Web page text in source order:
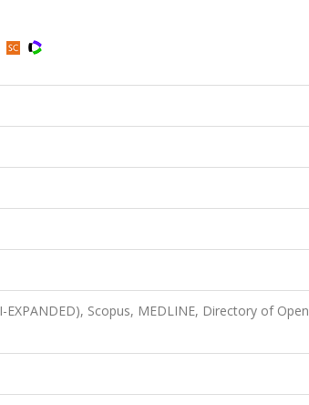
EXPANDED), Scopus, MEDLINE, Directory of Open